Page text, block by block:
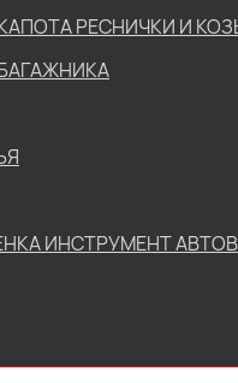
РЕСНИЧКИ И
ИНСТРУМЕНТ